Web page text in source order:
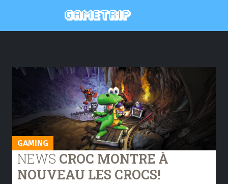
GAMING
NEWS CROC MONTRE À
NOUVEAU LES CROCS!